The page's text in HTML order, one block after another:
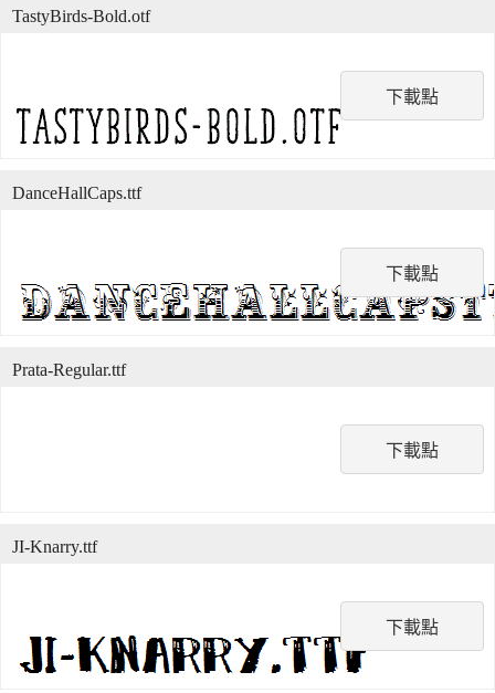
下載點
TastyBirds-Bold.otf
下載點
DanceHallCaps.ttf
下載點
Prata-Regular.ttf
下載點
JI-Knarry.ttf